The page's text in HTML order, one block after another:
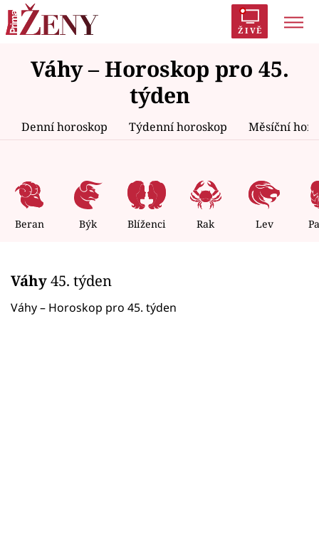
ŽIVĚ
Trendy: Polabí Inspekce Prostřeno!
AYTO?
Proměny
Témata
Celebrity
Seriály
Váhy – Horoskop pro 45.
týden
Denní horoskop Týdenní horoskop Měsíční
Beran Býk Blíženci Rak Lev
Váhy45. týden
Váhy – Horoskop pro 45. týden